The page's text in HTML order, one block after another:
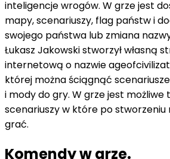
inteligencje wrogów. W grze jest
mapy, scenariuszy, flag państw i
swojego państwa lub zmiana
Łukasz Jakowski stworzył własną
internetową o nazwie
której można ściągnąć scenariusze
i mody do gry. W grze jest możliwe
scenariuszy w które po stworzeniu
grać.
Komendy w grze.